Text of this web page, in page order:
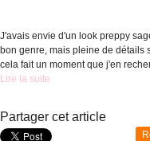
J'avais envie d'un look preppy
bon genre, mais pleine de détails
cela fait un moment que j'en
Lire la suite
Partager cet article